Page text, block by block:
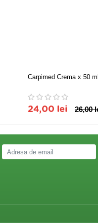
Carpimed Crema x 50 ml
24,00 lei 26,00